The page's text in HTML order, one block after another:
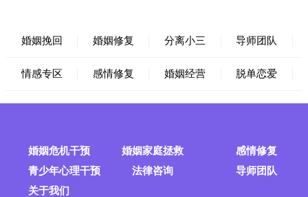
婚姻挽回 婚姻修复 分离小三 导师团队
情感专区 感情修复 婚姻经营 脱单恋爱
婚姻危机干预 婚姻家庭拯救
感情修复
青少年心理干预
法律咨询
导师团队
关于我们